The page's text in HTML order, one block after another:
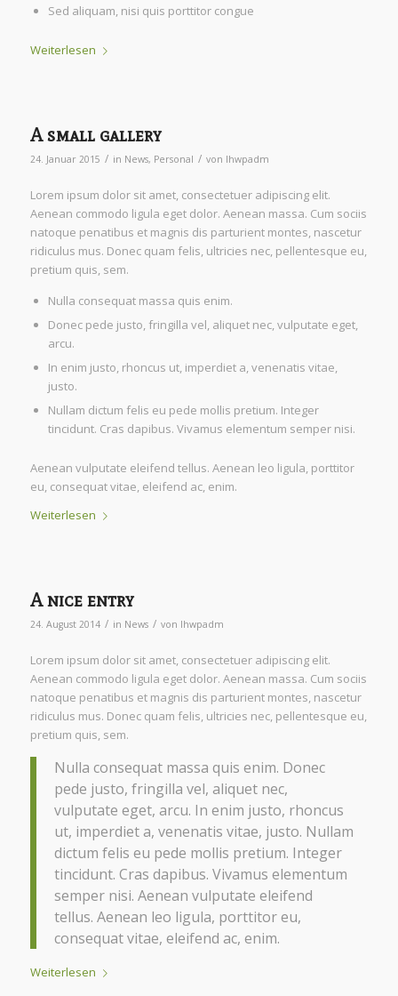
Sed aliquam, nisi quis porttitor congue
Weiterlesen
A small gallery
24. Januar 2015 / in News, Personal / von lhwpadm
Lorem ipsum dolor sit amet, consectetuer adipiscing elit.
Aenean commodo ligula eget dolor. Aenean massa. Cum sociis
natoque penatibus et magnis dis parturient montes, nascetur
ridiculus mus. Donec quam felis, ultricies nec, pellentesque eu,
pretium quis, sem.
Nulla consequat massa quis enim.
Donec pede justo, fringilla vel, aliquet nec, vulputate eget,
arcu.
In enim justo, rhoncus ut, imperdiet a, venenatis vitae,
justo.
Nullam dictum felis eu pede mollis pretium. Integer
tincidunt. Cras dapibus. Vivamus elementum semper nisi.
Aenean vulputate eleifend tellus. Aenean leo ligula, porttitor
eu, consequat vitae, eleifend ac, enim.
Weiterlesen
A nice entry
24. August 2014 / in News / von lhwpadm
Lorem ipsum dolor sit amet, consectetuer adipiscing elit.
Aenean commodo ligula eget dolor. Aenean massa. Cum sociis
natoque penatibus et magnis dis parturient montes, nascetur
ridiculus mus. Donec quam felis, ultricies nec, pellentesque eu,
pretium quis, sem.
Nulla consequat massa quis enim. Donec
pede justo, fringilla vel, aliquet nec,
vulputate eget, arcu. In enim justo, rhoncus
ut, imperdiet a, venenatis vitae, justo. Nullam
dictum felis eu pede mollis pretium. Integer
tincidunt. Cras dapibus. Vivamus elementum
semper nisi. Aenean vulputate eleifend
tellus. Aenean leo ligula, porttitor eu,
consequat vitae, eleifend ac, enim.
Weiterlesen